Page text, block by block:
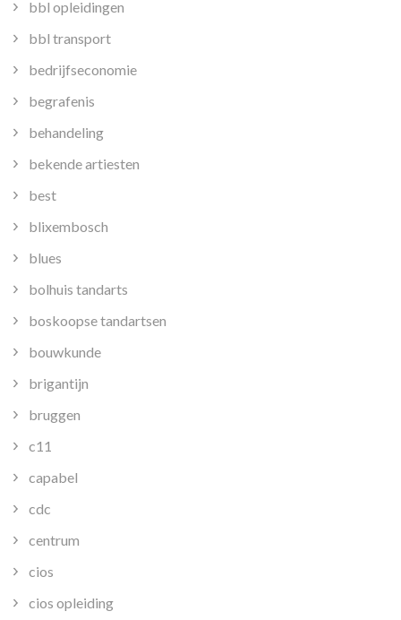
bbl opleidingen
bbl transport
bedrijfseconomie
begrafenis
behandeling
bekende artiesten
best
blixembosch
blues
bolhuis tandarts
boskoopse tandartsen
bouwkunde
brigantijn
bruggen
c11
capabel
cdc
centrum
cios
cios opleiding